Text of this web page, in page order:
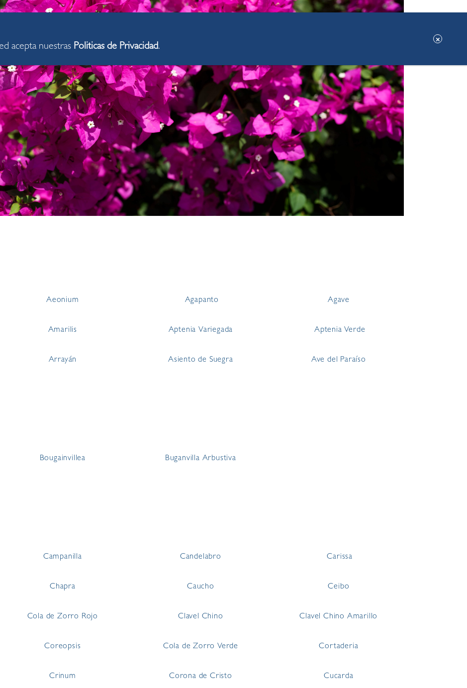
Aeonium Agapanto Agave
Amarilis Aptenia Variegada Aptenia Verde
Arrayán Asiento de Suegra Ave del Paraíso
Bougainvillea Buganvilla Arbustiva
Campanilla Candelabro Carissa
Chapra Caucho Ceibo
Cola de Zorro Rojo Clavel Chino Clavel Chino Amarillo
Coreopsis Cola de Zorro Verde Cortaderia
Crinum Corona de Cristo Cucarda
acepta nuestras Politicas de Privacidad.